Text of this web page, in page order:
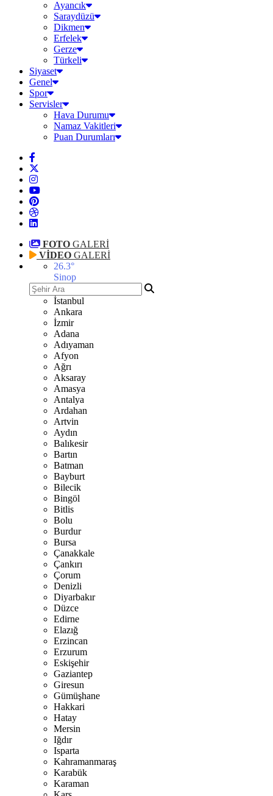
Ayancık
Saraydüzü
Dikmen
Erfelek
Gerze
Türkeli
Siyaset
Genel
Spor
Servisler
Hava Durumu
Namaz Vakitleri
Puan Durumları
FOTO GALERİ
VİDEO GALERİ
26.3°
Sinop
İstanbul
Ankara
İzmir
Adana
Adıyaman
Afyon
Ağrı
Aksaray
Amasya
Antalya
Ardahan
Artvin
Aydın
Balıkesir
Bartın
Batman
Bayburt
Bilecik
Bingöl
Bitlis
Bolu
Burdur
Bursa
Çanakkale
Çankırı
Çorum
Denizli
Diyarbakır
Düzce
Edirne
Elazığ
Erzincan
Erzurum
Eskişehir
Gaziantep
Giresun
Gümüşhane
Hakkari
Hatay
Mersin
Iğdır
Isparta
Kahramanmaraş
Karabük
Karaman